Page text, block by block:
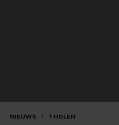
NIEUWS / THOLEN